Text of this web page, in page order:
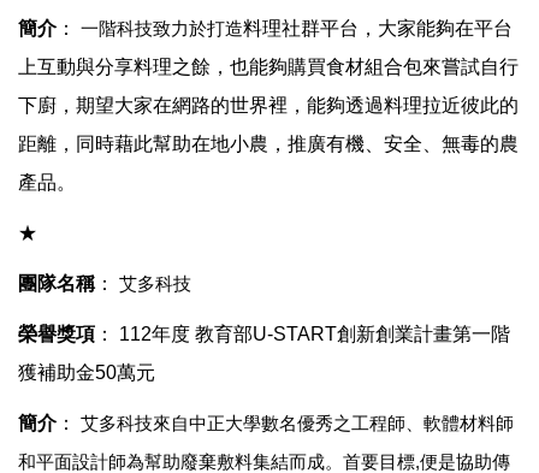
簡介： 一階科技致力於打造料理社群平台，大家能夠在平台
上互動與分享料理之餘，也能夠購買食材組合包來嘗試自行
下廚，期望大家在網路的世界裡，能夠透過料理拉近彼此的
距離，同時藉此幫助在地小農，推廣有機、安全、無毒的農
產品。
★
團隊名稱： 艾多科技
榮譽獎項 ： 112年度 教育部U-START創新創業計畫第一階
獲補助金50萬元
簡介：
艾多科技來自中正大學數名優秀之工程師、軟體材料師
和平面設計師為幫助廢棄敷料集結而成。首要目標,便是協助傳